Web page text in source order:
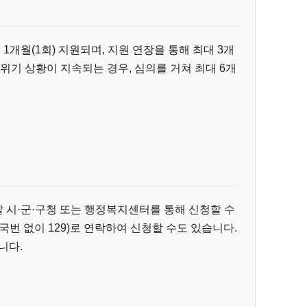
개월(1회) 지원되며, 지원 연장을 통해 최대 3개
기 상황이 지속되는 경우, 심의를 거쳐 최대 6개
·군·구청 또는 행정복지센터를 통해 신청할 수
번 없이 129)로 연락하여 신청할 수도 있습니다.
다.